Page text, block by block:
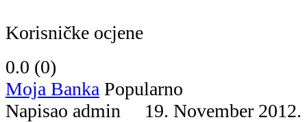
Korisničke ocjene
0.0 (0)
Moja Banka Popularno
Napisao admin 19. November